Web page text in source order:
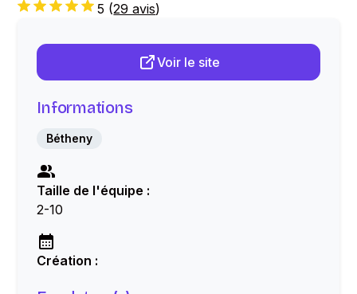
5 (29 avis)
Voir le site
Informations
Bétheny
Taille de l'équipe :
2-10
Création :